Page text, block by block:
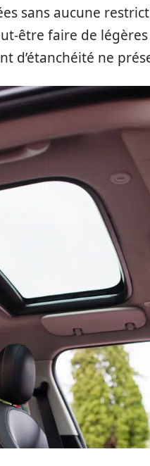
sans aucune
être faire de
d’étanchéité ne